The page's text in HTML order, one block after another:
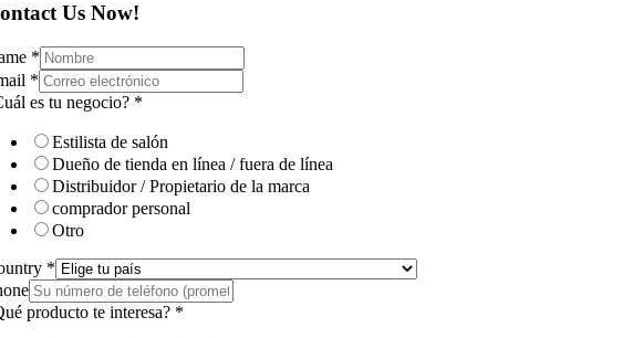
Us Now!
*
*
es tu negocio? *
Estilista de salón
Dueño de tienda en línea / fuera de línea
Distribuidor / Propietario de la marca
comprador personal
Otro
*
producto te interesa? *